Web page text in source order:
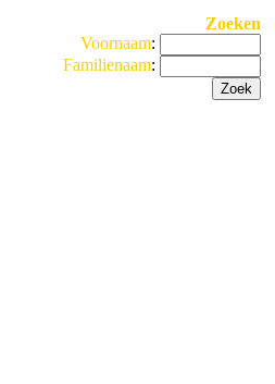
Zoeken
Voornaam:
Familienaam: